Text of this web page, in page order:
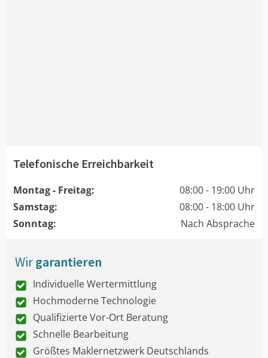
Telefonische Erreichbarkeit
Montag - Freitag:
08:00 - 19:00 Uhr
Samstag:
08:00 - 18:00 Uhr
Sonntag:
Nach Absprache
Wirgarantieren
Individuelle Wertermittlung
Hochmoderne Technologie
Qualifizierte Vor-Ort Beratung
Schnelle Bearbeitung
Größtes Maklernetzwerk Deutschlands